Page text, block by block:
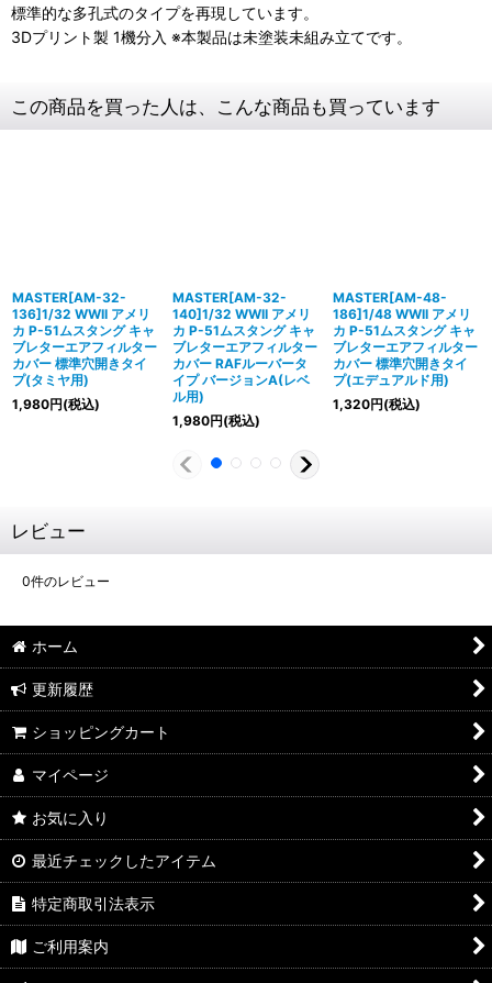
標準的な多孔式のタイプを再現しています。
3Dプリント製 1機分入 ※本製品は未塗装未組み立てです。
この商品を買った人は、こんな商品も買っています
MASTER[AM-32-
136]1/32 WWII アメリ
カ P-51ムスタング キャ
ブレターエアフィルター
カバー 標準穴開きタイ
プ(タミヤ用)
1,980円(税込)
MASTER[AM-32-
140]1/32 WWII アメリ
カ P-51ムスタング キャ
ブレターエアフィルター
カバー RAFルーバータ
イプ バージョンA(レベ
ル用)
1,980円(税込)
MASTER[AM-48-
186]1/48 WWII アメリ
カ P-51ムスタング キャ
ブレターエアフィルター
カバー 標準穴開きタイ
プ(エデュアルド用)
1,320円(税込)
レビュー
0件のレビュー
ホーム
更新履歴
ショッピングカート
マイページ
お気に入り
最近チェックしたアイテム
特定商取引法表示
ご利用案内